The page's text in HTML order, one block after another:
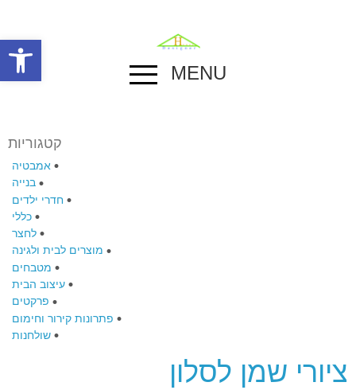
פתח
MENU
קטגוריות
אמבטיה
בנייה
חדרי ילדים
כללי
לחצר
מוצרים לבית ולגינה
מטבחים
עיצוב הבית
פרקטים
פתרונות קירור וחימום
שולחנות
ציורי שמן לסלון